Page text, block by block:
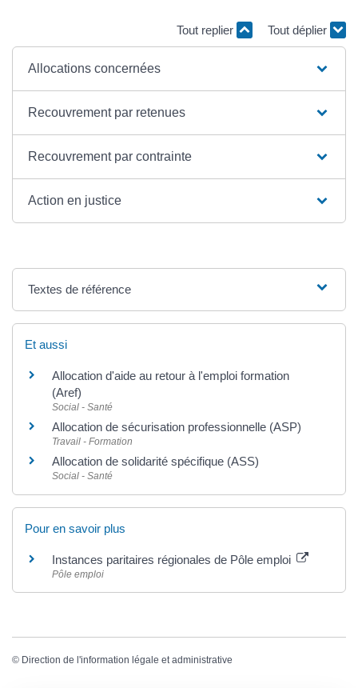
Tout replier Tout déplier
Allocations concernées
Recouvrement par retenues
Recouvrement par contrainte
Action en justice
Textes de référence
Et aussi
Allocation d'aide au retour à l'emploi formation
(Aref)
Social - Santé
Allocation de sécurisation professionnelle (ASP)
Travail - Formation
Allocation de solidarité spécifique (ASS)
Social - Santé
Pour en savoir plus
Instances paritaires régionales de Pôle emploi
Pôle emploi
© Direction de l'information légale et administrative